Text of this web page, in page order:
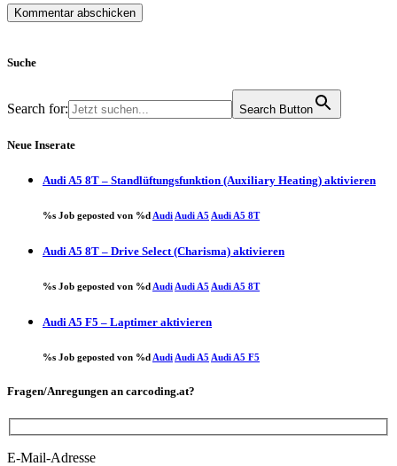
Suche
Search for: Search Button
Neue Inserate
Audi A5 8T – Standlüftungsfunktion (Auxiliary Heating) aktivieren
%s Job geposted von %d Audi Audi A5 Audi A5 8T
Audi A5 8T – Drive Select (Charisma) aktivieren
%s Job geposted von %d Audi Audi A5 Audi A5 8T
Audi A5 F5 – Laptimer aktivieren
%s Job geposted von %d Audi Audi A5 Audi A5 F5
Fragen/Anregungen an carcoding.at?
E-Mail-Adresse